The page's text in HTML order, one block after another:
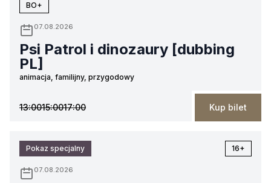
BO+
07.08.2026
Psi Patrol i dinozaury [dubbing
PL]
animacja, familijny, przygodowy
13:0015:0017:00 Kup bilet
Pokaz specjalny 16+
07.08.2026